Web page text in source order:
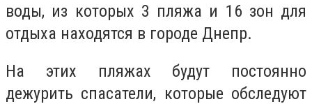
воды, из которых 3 пляжа и 16 зон для
отдыха находятся в городе Днепр.
На этих пляжах будут постоянно
дежурить спасатели, которые обследуют